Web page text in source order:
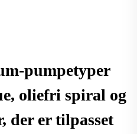
pumpetyper
oliefri spiral og
der er tilpasset